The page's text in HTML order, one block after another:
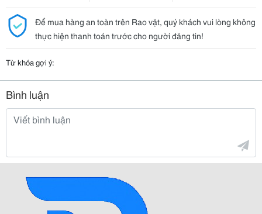
Để mua hàng an toàn trên Rao vặt, quý khách vui lòng không
thực hiện thanh toán trước cho người đăng tin!
Từ khóa gợi ý:
Bình luận